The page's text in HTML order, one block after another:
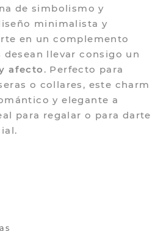
de simbolismo y
minimalista y
en un complemento
desean llevar consigo un
afecto . Perfecto para
o collares, este charm
y elegante a
para regalar o para darte